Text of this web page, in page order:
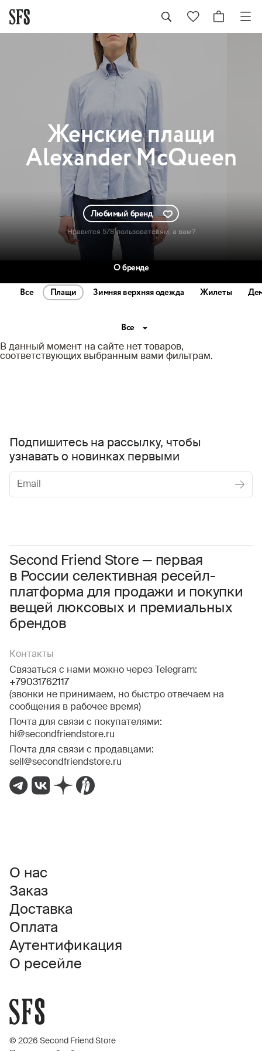
Женскиеплащи
Alexander McQueen
Любимый бренд
Нравится 578 пользователям, а вам?
О бренде
Все
Плащи Зимняя верхняя одежда Жилеты
Все
В данный момент на сайте нет товаров,
соответствующих выбранным вами фильтрам.
Second Friend Store — первая
в России селективная ресейл-
платформа для продажи и покупки
вещей люксовых и премиальных
брендов
Контакты
Связаться с нами можно через Telegram:
+79031762117
(звонки не принимаем, но быстро отвечаем на
сообщения в рабочее время)
Почта для связи с покупателями:
hi@secondfriendstore.ru
Почта для связи с продавцами:
sell@secondfriendstore.ru
Подпишитесь на рассылку, чтобы
узнавать о новинках первыми
Соглашаюсь с условиями Пользовательского соглашения
Даю согласие на получение рекламной информации.
О нас
Заказ
Доставка
Оплата
Аутентификация
О ресейле
© 2026 Second Friend Store